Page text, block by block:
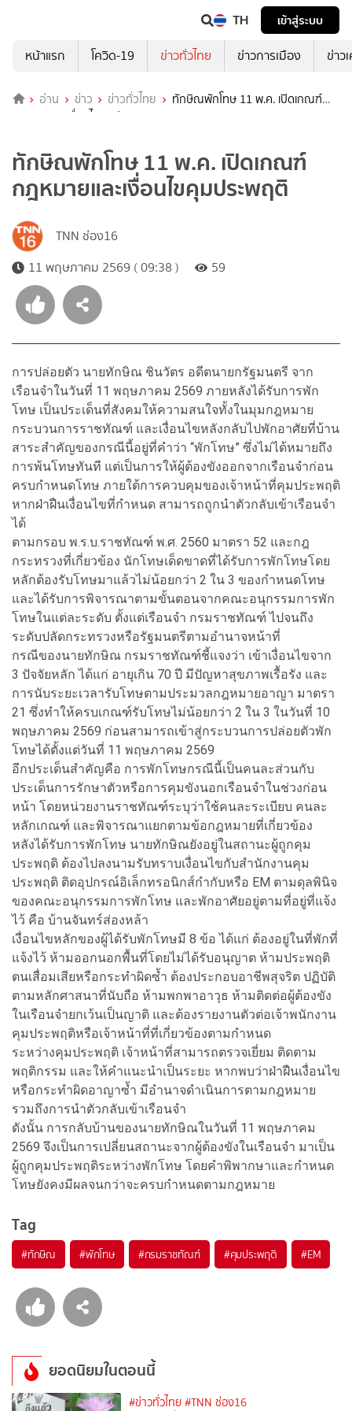
TH
เข้าสู่ระบบ
หน้าแรก
โควิด-19 ข่าวทั่วไทย ข่าวการเมือง ข่าว
อ่าน ข่าว ข่าวทั่วไทย
ทักษิณพักโทษ 11 พ.ค. เปิดเกณฑ์
กฎหมายและเงื่อนไขคุมประพฤติ
ทักษิณพักโทษ 11 พ.ค. เปิดเกณฑ์
กฎหมายและเงื่อนไขคุมประพฤติ
TNN ช่อง16
11 พฤษภาคม 2569 ( 09:38 )
59
การปล่อยตัว นายทักษิณ ชินวัตร อดีตนายกรัฐมนตรี จาก
เรือนจำในวันที่ 11 พฤษภาคม 2569 ภายหลังได้รับการพัก
โทษ เป็นประเด็นที่สังคมให้ความสนใจทั้งในมุมกฎหมาย
กระบวนการราชทัณฑ์ และเงื่อนไขหลังกลับไปพักอาศัยที่บ้าน
สาระสำคัญของกรณีนี้อยู่ที่คำว่า “พักโทษ” ซึ่งไม่ได้หมายถึง
การพ้นโทษทันที แต่เป็นการให้ผู้ต้องขังออกจากเรือนจำก่อน
ครบกำหนดโทษ ภายใต้การควบคุมของเจ้าหน้าที่คุมประพฤติ
หากฝ่าฝืนเงื่อนไขที่กำหนด สามารถถูกนำตัวกลับเข้าเรือนจำ
ได้
ตามกรอบ พ.ร.บ.ราชทัณฑ์ พ.ศ. 2560 มาตรา 52 และกฎ
กระทรวงที่เกี่ยวข้อง นักโทษเด็ดขาดที่ได้รับการพักโทษโดย
หลักต้องรับโทษมาแล้วไม่น้อยกว่า 2 ใน 3 ของกำหนดโทษ
และได้รับการพิจารณาตามขั้นตอนจากคณะอนุกรรมการพัก
โทษในแต่ละระดับ ตั้งแต่เรือนจำ กรมราชทัณฑ์ ไปจนถึง
ระดับปลัดกระทรวงหรือรัฐมนตรีตามอำนาจหน้าที่
กรณีของนายทักษิณ กรมราชทัณฑ์ชี้แจงว่า เข้าเงื่อนไขจาก
3 ปัจจัยหลัก ได้แก่ อายุเกิน 70 ปี มีปัญหาสุขภาพเรื้อรัง และ
การนับระยะเวลารับโทษตามประมวลกฎหมายอาญา มาตรา
21 ซึ่งทำให้ครบเกณฑ์รับโทษไม่น้อยกว่า 2 ใน 3 ในวันที่ 10
พฤษภาคม 2569 ก่อนสามารถเข้าสู่กระบวนการปล่อยตัวพัก
โทษได้ตั้งแต่วันที่ 11 พฤษภาคม 2569
อีกประเด็นสำคัญคือ การพักโทษกรณีนี้เป็นคนละส่วนกับ
ประเด็นการรักษาตัวหรือการคุมขังนอกเรือนจำในช่วงก่อน
หน้า โดยหน่วยงานราชทัณฑ์ระบุว่าใช้คนละระเบียบ คนละ
หลักเกณฑ์ และพิจารณาแยกตามข้อกฎหมายที่เกี่ยวข้อง
หลังได้รับการพักโทษ นายทักษิณยังอยู่ในสถานะผู้ถูกคุม
ประพฤติ ต้องไปลงนามรับทราบเงื่อนไขกับสำนักงานคุม
ประพฤติ ติดอุปกรณ์อิเล็กทรอนิกส์กำกับหรือ EM ตามดุลพินิจ
ของคณะอนุกรรมการพักโทษ และพักอาศัยอยู่ตามที่อยู่ที่แจ้ง
ไว้ คือ บ้านจันทร์ส่องหล้า
เงื่อนไขหลักของผู้ได้รับพักโทษมี 8 ข้อ ได้แก่ ต้องอยู่ในที่พักที่
แจ้งไว้ ห้ามออกนอกพื้นที่โดยไม่ได้รับอนุญาต ห้ามประพฤติ
ตนเสื่อมเสียหรือกระทำผิดซ้ำ ต้องประกอบอาชีพสุจริต ปฏิบัติ
ตามหลักศาสนาที่นับถือ ห้ามพกพาอาวุธ ห้ามติดต่อผู้ต้องขัง
ในเรือนจำยกเว้นเป็นญาติ และต้องรายงานตัวต่อเจ้าพนักงาน
คุมประพฤติหรือเจ้าหน้าที่ที่เกี่ยวข้องตามกำหนด
ระหว่างคุมประพฤติ เจ้าหน้าที่สามารถตรวจเยี่ยม ติดตาม
พฤติกรรม และให้คำแนะนำเป็นระยะ หากพบว่าฝ่าฝืนเงื่อนไข
หรือกระทำผิดอาญาซ้ำ มีอำนาจดำเนินการตามกฎหมาย
รวมถึงการนำตัวกลับเข้าเรือนจำ
ดังนั้น การกลับบ้านของนายทักษิณในวันที่ 11 พฤษภาคม
2569 จึงเป็นการเปลี่ยนสถานะจากผู้ต้องขังในเรือนจำ มาเป็น
ผู้ถูกคุมประพฤติระหว่างพักโทษ โดยคำพิพากษาและกำหนด
โทษยังคงมีผลจนกว่าจะครบกำหนดตามกฎหมาย
Tag
#ทักษิณ #พักโทษ #กรมราชทัณฑ์ #คุมประพฤติ #EM
ยอดนิยมในตอนนี้
#ข่าวทั่วไทย #TNN ช่อง16